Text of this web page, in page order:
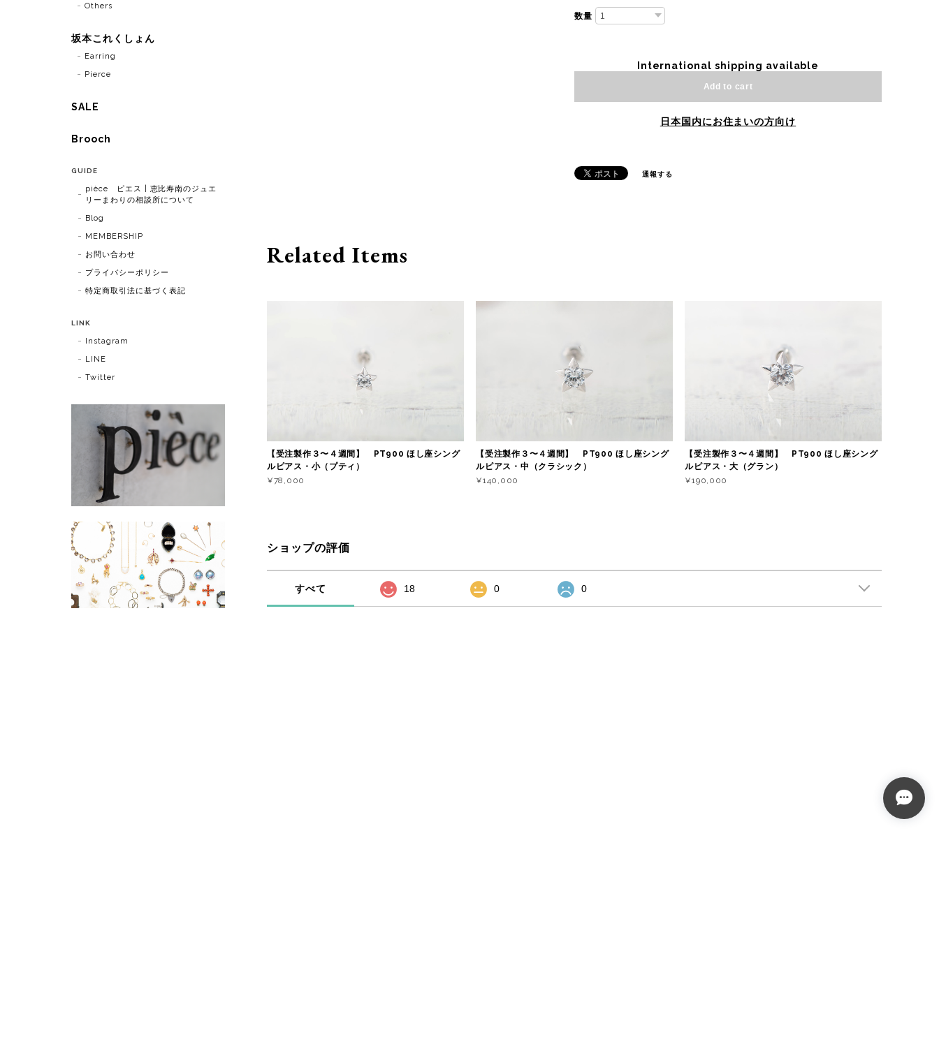
数量
International shipping available
Add to cart
日本国内にお住まいの方向け
通報する
Related Items
【受注製作３〜４週間】 PT900 ほし座シング
ルピアス・小（プティ）
¥78,000
【受注製作３〜４週間】 PT900 ほし座シング
ルピアス・中（クラシック）
¥140,000
【受注製作３〜４週間】 PT900 ほし座シング
ルピアス・大（グラン）
¥190,000
ショップの評価
すべて 18 0 0
Others
坂本これくしょん
Earring
Pierce
SALE
Brooch
GUIDE
pièce ピエス | 恵比寿南のジュエ
リーまわりの相談所について
Blog
MEMBERSHIP
お問い合わせ
プライバシーポリシー
特定商取引法に基づく表記
LINK
Instagram
LINE
Twitter